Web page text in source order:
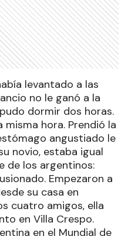
levantado a las
no le ganó a la
dormir dos horas.
hora. Prendió la
angustiado le
novio, estaba igual
de los argentinos:
Empezaron a
su casa en
cuatro amigos, ella
en Villa Crespo.
en el Mundial de